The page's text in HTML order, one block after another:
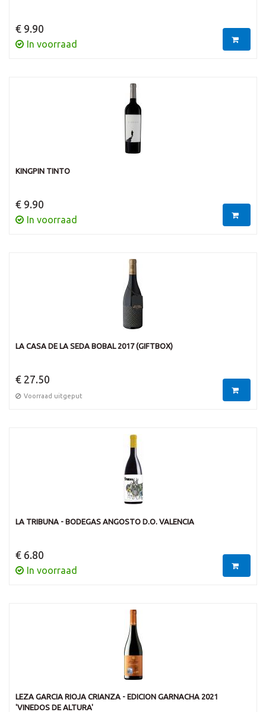
€ 9.90
In voorraad
KINGPIN TINTO
€ 9.90
In voorraad
LA CASA DE LA SEDA BOBAL 2017 (GIFTBOX)
€ 27.50
Voorraad uitgeput
LA TRIBUNA - BODEGAS ANGOSTO D.O. VALENCIA
€ 6.80
In voorraad
LEZA GARCIA RIOJA CRIANZA - EDICION GARNACHA 2021
'VINEDOS DE ALTURA'